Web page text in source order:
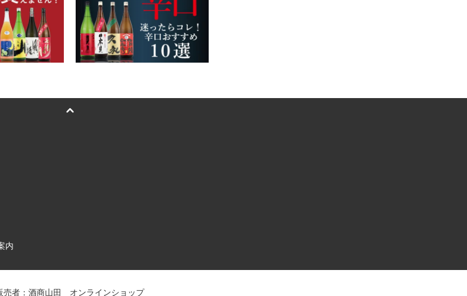
内
売者：酒商山田 オンラインショップ